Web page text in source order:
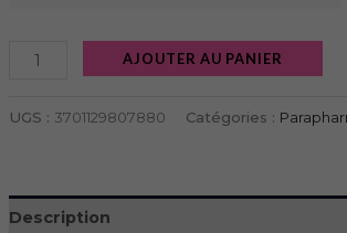
AJOUTER AU PANIER
UGS : 3701129807880 Catégories :
Description